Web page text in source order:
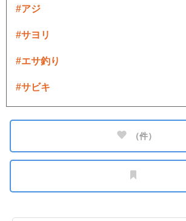
#アジ
#サヨリ
#エサ釣り
#サビキ
（件）